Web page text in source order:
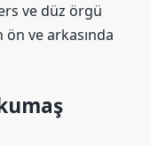
ve düz örgü
ön ve arkasında